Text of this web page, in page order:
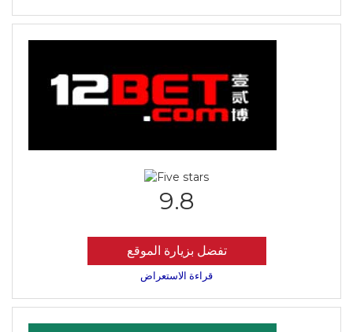
9.8
تفضل بزيارة الموقع
قراءة الاستعراض